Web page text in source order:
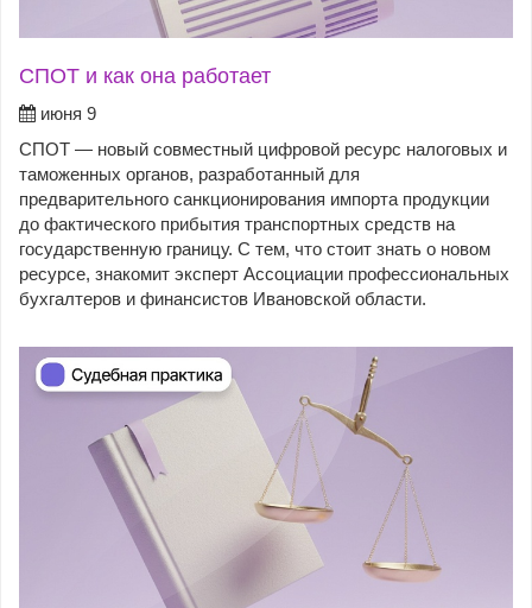
СПОТ и как она работает
июня 9
СПОТ — новый совместный цифровой ресурс налоговых и
таможенных органов, разработанный для
предварительного санкционирования импорта продукции
до фактического прибытия транспортных средств на
государственную границу. С тем, что стоит знать о новом
ресурсе, знакомит эксперт Ассоциации профессиональных
бухгалтеров и финансистов Ивановской области.